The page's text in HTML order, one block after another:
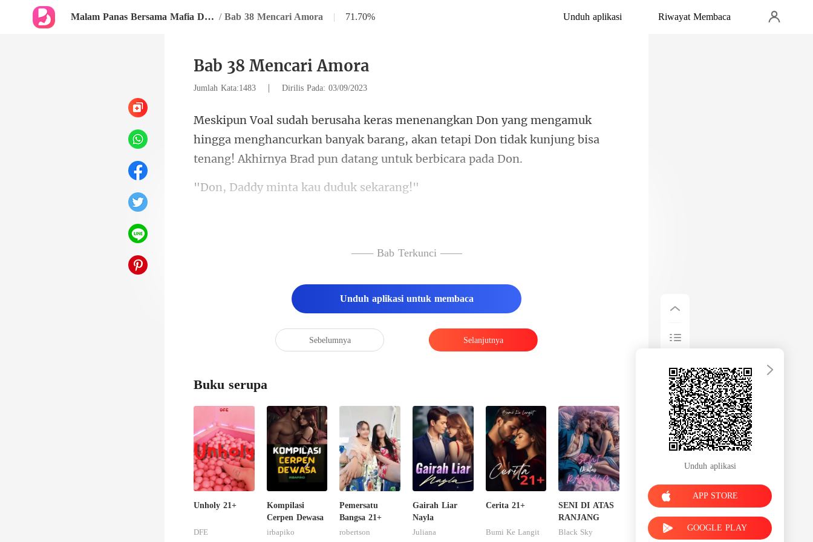
Malam Panas Bersama Mafia Dingin / Bab 38 Mencari Amora | 71.70% Unduh aplikasi Riwayat Membaca
Bab 38 Mencari Amora
Jumlah Kata:1483 | Dirilis Pada: 03/09/2023
hingga menghancurkan banyak barang, akan tetapi Don tidak kunju
minta kau du
—— Bab Terkunci ——
Unduh aplikasi untuk membaca
Sebelumnya Selanjutnya
Buku serupa
Unholy 21+
DFE
Kompilasi
Cerpen Dewasa
irbapiko
Pemersatu
Bangsa 21+
robertson
Gairah Liar
Nayla
Juliana
Cerita 21+
Bumi Ke Langit
SENI DI ATAS
RANJANG
Black Sky
Unduh aplikasi
APP STORE
GOOGLE PLAY